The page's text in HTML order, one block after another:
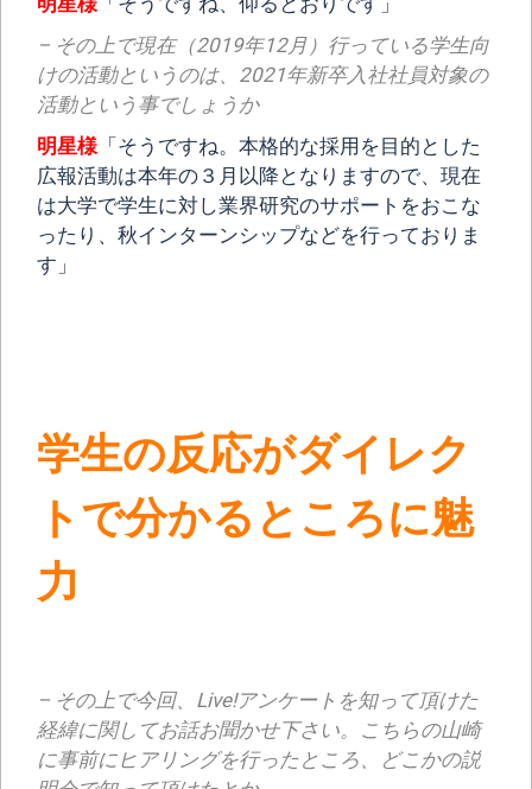
– その上で現在（2019年12月）行っている学生向
けの活動というのは、2021年新卒入社社員対象の
活動という事でしょうか
明星様 「そうですね。本格的な採用を目的とした
広報活動は本年の３月以降となりますので、現在
は大学で学生に対し業界研究のサポートをおこな
ったり、秋インターンシップなどを行っておりま
す」
学生の反応がダイレク
トで分かるところに魅
力
– その上で今回、Live!アンケートを知って頂けた
経緯に関してお話お聞かせ下さい。こちらの山崎
に事前にヒアリングを行ったところ、どこかの説